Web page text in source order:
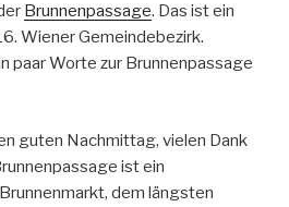
Brunnenpassage. Das ist ein
Wiener Gemeindebezirk.
paar Worte zur Brunnenpassage
guten Nachmittag, vielen Dank
ist ein
dem längsten